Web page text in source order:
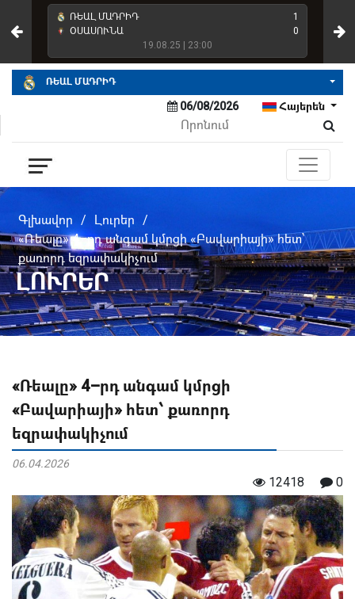
ՌԵԱԼ ՄԱԴՐԻԴ
1
ՕՍԱՍՈՒՆԱ
0
19.08.25 | 23:00
ՌԵԱԼ ՄԱԴՐԻԴ
Հայերեն
06/08/2026
Գլխավոր / Լուրեր /
«Ռեալը» 4–րդ անգամ կմրցի «Բավարիայի» հետ՝
քառորդ եզրափակիչում
ԼՈՒՐԵՐ
«Ռեալը» 4–րդ անգամ կմրցի
«Բավարիայի» հետ՝ քառորդ
եզրափակիչում
06.04.2026
12418 0